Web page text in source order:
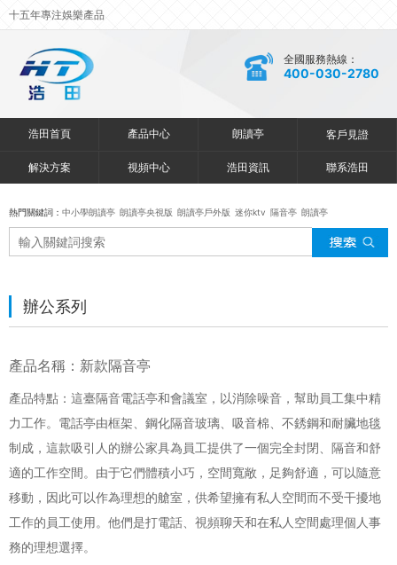
十五年專注娛樂產品
全國服務熱線：
400-030-2780
浩田首頁 產品中心 朗讀亭 客戶見證
解決方案 視頻中心 浩田資訊 聯系浩田
熱門關鍵詞： 中小學朗讀亭 朗讀亭央視版 朗讀亭戶外版 迷你ktv 隔音亭 朗讀亭
辦公系列
產品名稱：新款隔音亭
產品特點：這臺隔音電話亭和會議室，以消除噪音，幫助員工集中精
力工作。電話亭由框架、鋼化隔音玻璃、吸音棉、不銹鋼和耐臟地毯
制成，這款吸引人的辦公家具為員工提供了一個完全封閉、隔音和舒
適的工作空間。由于它們體積小巧，空間寬敞，足夠舒適，可以隨意
移動，因此可以作為理想的艙室，供希望擁有私人空間而不受干擾地
工作的員工使用。他們是打電話、視頻聊天和在私人空間處理個人事
務的理想選擇。